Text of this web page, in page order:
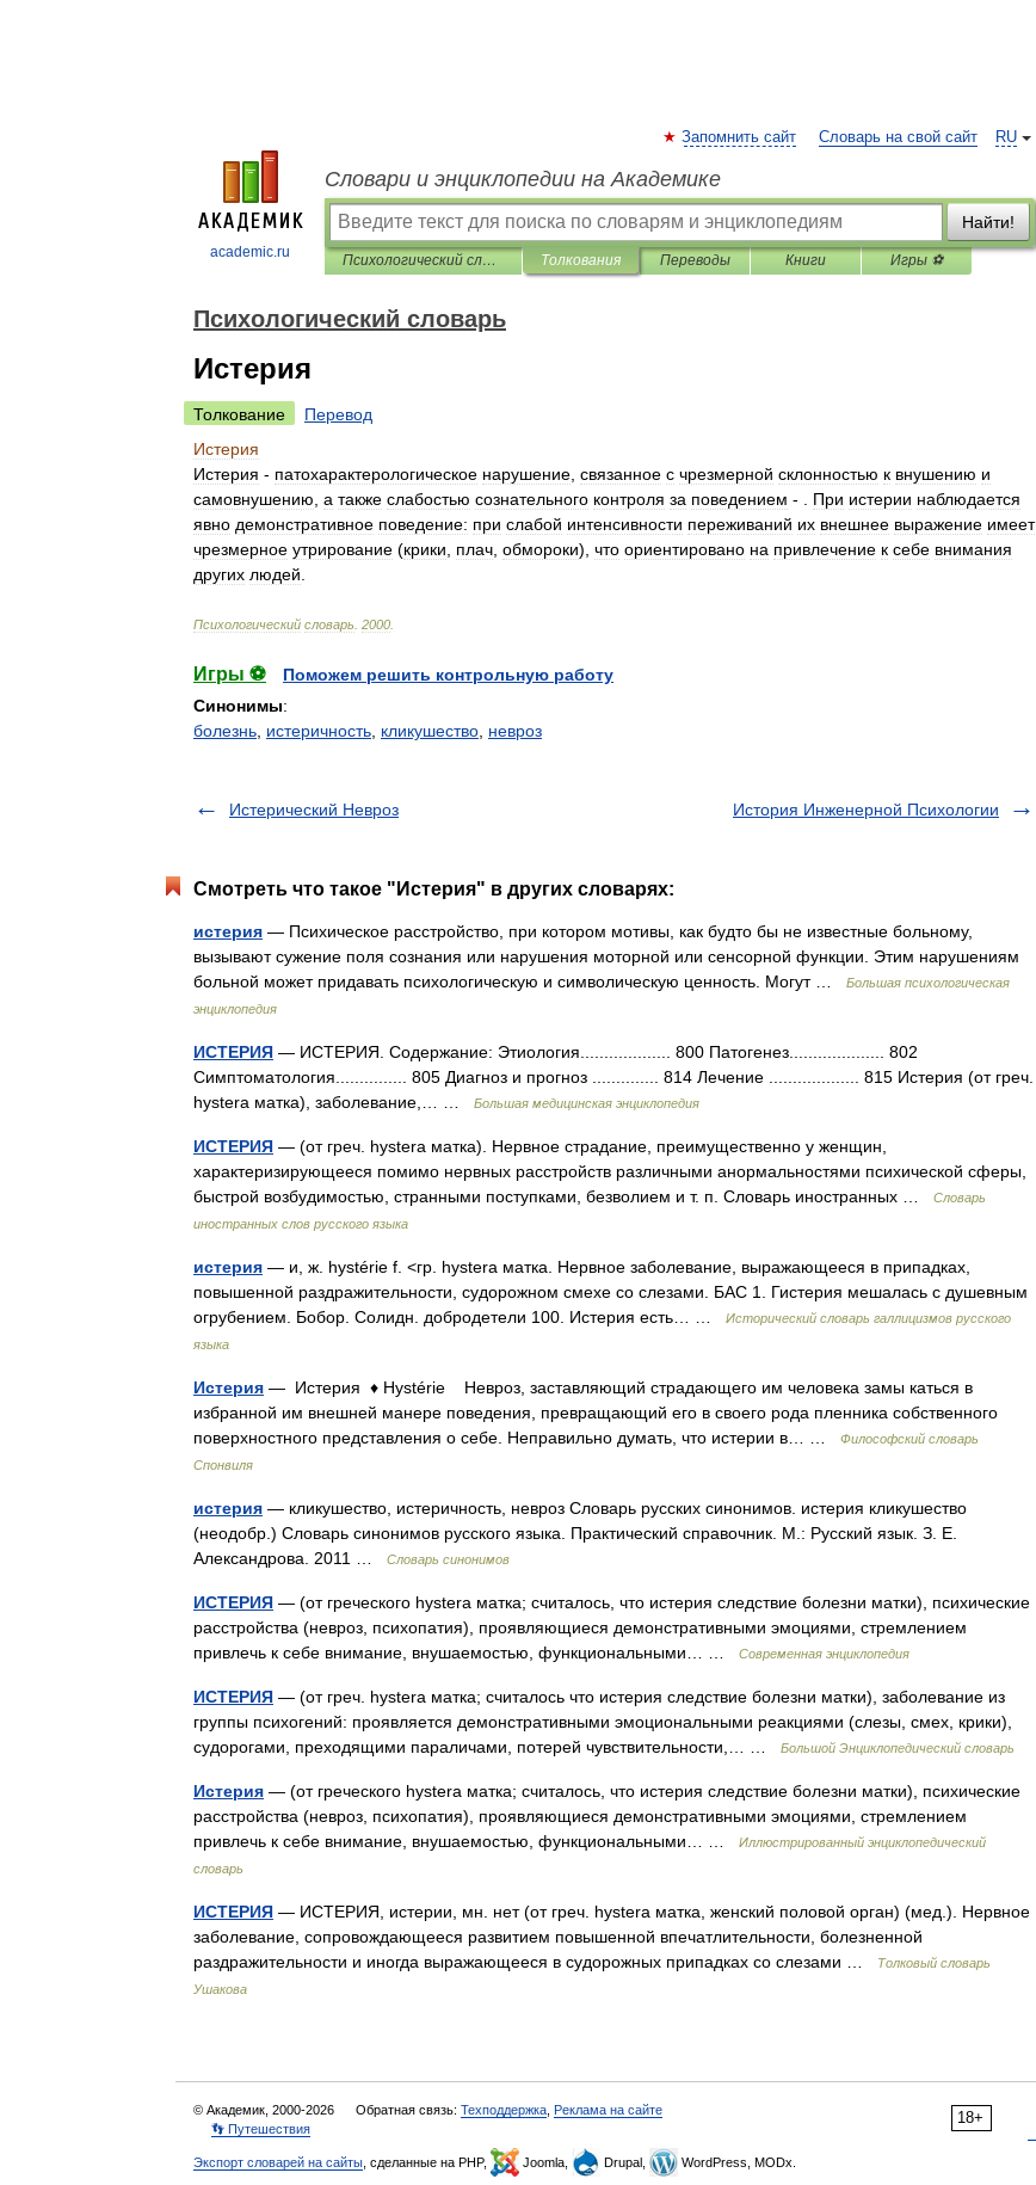
academic.ru
RU
Запомнить сайт Словарь на свой сайт
Словари и энциклопедии на Академике
Найти!
Психологический словарь Толкования Переводы Книги Игры ⚽
Психологический словарь
Истерия
Толкование
Перевод
Истерия
Истерия - патохарактерологическое нарушение связанное с чрезмерной склонностью к внушению и
самовнушению а также слабостью сознательного контроля за поведением - . При истерии наблюдается
явно демонстративное поведение: при слабой интенсивности переживаний их внешнее выражение имеет
чрезмерное утрирование (крики плач обмороки), что ориентировано на привлечение к себе внимания
других людей
Психологический словарь 2000
Игры ⚽
Поможем решить контрольную работу
Синонимы:
болезнь истеричность кликушество невроз
Истерический Невроз История Инженерной Психологии
Смотреть что такое "Истерия" в других словарях:
истерия — Психическое расстройство, при котором мотивы, как будто бы не известные больному,
вызывают сужение поля сознания или нарушения моторной или сенсорной функции. Этим нарушениям
больной может придавать психологическую и символическую ценность. Могут …
Большая психологическая
энциклопедия
ИСТЕРИЯ — ИСТЕРИЯ. Содержание: Этиология................... 800 Патогенез.................... 802
Симптоматология............... 805 Диагноз и прогноз .............. 814 Лечение ................... 815 Истерия (от греч.
hystera матка), заболевание,… …
Большая медицинская энциклопедия
ИСТЕРИЯ — (от греч. hystera матка). Нервное страдание, преимущественно у женщин,
характеризирующееся помимо нервных расстройств различными анормальностями психической сферы,
быстрой возбудимостью, странными поступками, безволием и т. п. Словарь иностранных …
Словарь
иностранных слов русского языка
истерия — и, ж. hystérie f. <гр. hystera матка. Нервное заболевание, выражающееся в припадках,
повышенной раздражительности, судорожном смехе со слезами. БАС 1. Гистерия мешалась с душевным
огрубением. Бобор. Солидн. добродетели 100. Истерия есть… …
Исторический словарь галлицизмов русского
языка
Истерия — Истерия ♦ Hystérie Невроз, заставляющий страдающего им человека замы каться в
избранной им внешней манере поведения, превращающий его в своего рода пленника собственного
поверхностного представления о себе. Неправильно думать, что истерии в… …
Философский словарь
Спонвиля
истерия — кликушество, истеричность, невроз Словарь русских синонимов. истерия кликушество
(неодобр.) Словарь синонимов русского языка. Практический справочник. М.: Русский язык. З. Е.
Александрова. 2011 …
Словарь синонимов
ИСТЕРИЯ — (от греческого hystera матка; считалось, что истерия следствие болезни матки), психические
расстройства (невроз, психопатия), проявляющиеся демонстративными эмоциями, стремлением
привлечь к себе внимание, внушаемостью, функциональными… …
Современная энциклопедия
ИСТЕРИЯ — (от греч. hystera матка; считалось что истерия следствие болезни матки), заболевание из
группы психогений: проявляется демонстративными эмоциональными реакциями (слезы, смех, крики),
судорогами, преходящими параличами, потерей чувствительности,… …
Большой Энциклопедический словарь
Истерия — (от греческого hystera матка; считалось, что истерия следствие болезни матки), психические
расстройства (невроз, психопатия), проявляющиеся демонстративными эмоциями, стремлением
привлечь к себе внимание, внушаемостью, функциональными… …
Иллюстрированный энциклопедический
словарь
ИСТЕРИЯ — ИСТЕРИЯ, истерии, мн. нет (от греч. hystera матка, женский половой орган) (мед.). Нервное
заболевание, сопровождающееся развитием повышенной впечатлительности, болезненной
раздражительности и иногда выражающееся в судорожных припадках со слезами …
Толковый словарь
Ушакова
18+
© Академик, 2000-2026 Обратная связь: Техподдержка Реклама на сайте
👣 Путешествия
Экспорт словарей на сайты , сделанные на PHP, Joomla, Drupal, WordPress, MODx.